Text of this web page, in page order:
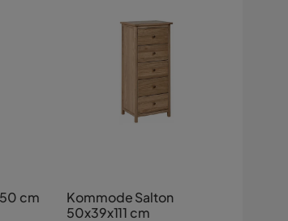
cm
Kommode Salton
50x39x111 cm